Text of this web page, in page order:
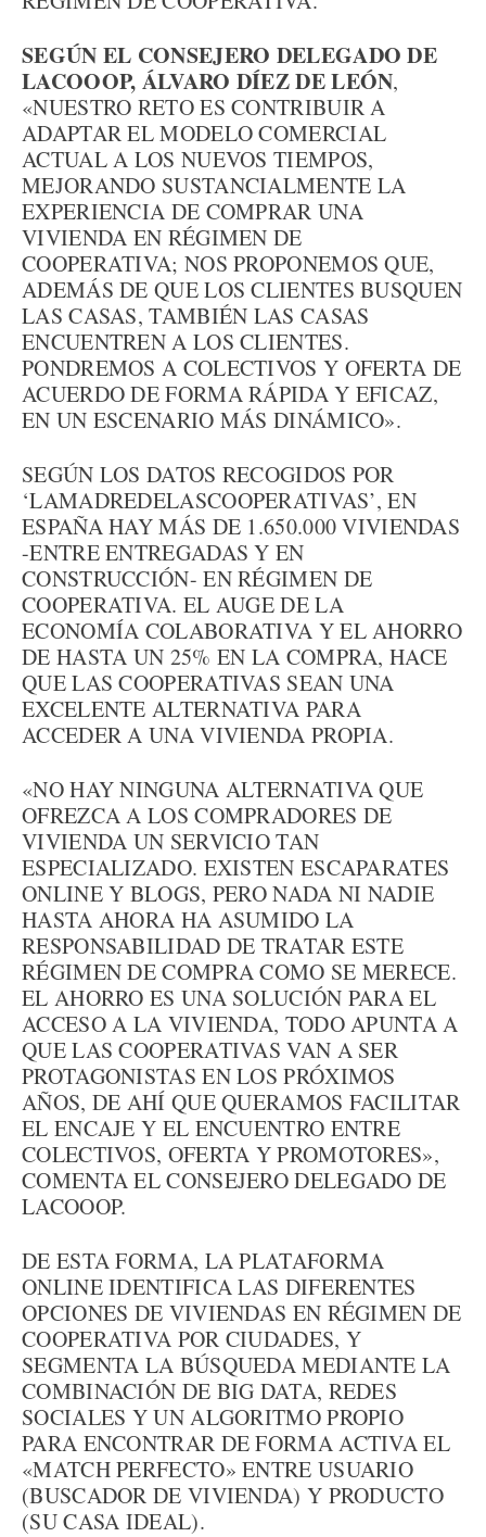
SEGÚN EL CONSEJERO DELEGADO DE
LACOOOP, ÁLVARO DÍEZ DE LEÓN,
«NUESTRO RETO ES CONTRIBUIR A
ADAPTAR EL MODELO COMERCIAL
ACTUAL A LOS NUEVOS TIEMPOS,
MEJORANDO SUSTANCIALMENTE LA
EXPERIENCIA DE COMPRAR UNA
VIVIENDA EN RÉGIMEN DE
COOPERATIVA; NOS PROPONEMOS QUE,
ADEMÁS DE QUE LOS CLIENTES BUSQUEN
LAS CASAS, TAMBIÉN LAS CASAS
ENCUENTREN A LOS CLIENTES.
PONDREMOS A COLECTIVOS Y OFERTA DE
ACUERDO DE FORMA RÁPIDA Y EFICAZ,
EN UN ESCENARIO MÁS DINÁMICO».
SEGÚN LOS DATOS RECOGIDOS POR
‘LAMADREDELASCOOPERATIVAS’, EN
ESPAÑA HAY MÁS DE 1.650.000 VIVIENDAS
-ENTRE ENTREGADAS Y EN
CONSTRUCCIÓN- EN RÉGIMEN DE
COOPERATIVA. EL AUGE DE LA
ECONOMÍA COLABORATIVA Y EL AHORRO
DE HASTA UN 25% EN LA COMPRA, HACE
QUE LAS COOPERATIVAS SEAN UNA
EXCELENTE ALTERNATIVA PARA
ACCEDER A UNA VIVIENDA PROPIA.
«NO HAY NINGUNA ALTERNATIVA QUE
OFREZCA A LOS COMPRADORES DE
VIVIENDA UN SERVICIO TAN
ESPECIALIZADO. EXISTEN ESCAPARATES
ONLINE Y BLOGS, PERO NADA NI NADIE
HASTA AHORA HA ASUMIDO LA
RESPONSABILIDAD DE TRATAR ESTE
RÉGIMEN DE COMPRA COMO SE MERECE.
EL AHORRO ES UNA SOLUCIÓN PARA EL
ACCESO A LA VIVIENDA, TODO APUNTA A
QUE LAS COOPERATIVAS VAN A SER
PROTAGONISTAS EN LOS PRÓXIMOS
AÑOS, DE AHÍ QUE QUERAMOS FACILITAR
EL ENCAJE Y EL ENCUENTRO ENTRE
COLECTIVOS, OFERTA Y PROMOTORES»,
COMENTA EL CONSEJERO DELEGADO DE
LACOOOP.
DE ESTA FORMA, LA PLATAFORMA
ONLINE IDENTIFICA LAS DIFERENTES
OPCIONES DE VIVIENDAS EN RÉGIMEN DE
COOPERATIVA POR CIUDADES, Y
SEGMENTA LA BÚSQUEDA MEDIANTE LA
COMBINACIÓN DE BIG DATA, REDES
SOCIALES Y UN ALGORITMO PROPIO
PARA ENCONTRAR DE FORMA ACTIVA EL
«MATCH PERFECTO» ENTRE USUARIO
(BUSCADOR DE VIVIENDA) Y PRODUCTO
(SU CASA IDEAL).